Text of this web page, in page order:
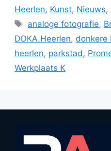
Heerlen, Kunst, Nieuws,
Tags
analoge fotografie,
DOKA.Heerlen, donkere
heerlen, parkstad ,
Werkplaats K